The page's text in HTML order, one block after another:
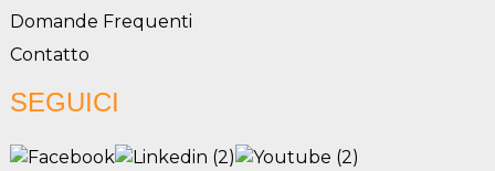
Domande Frequenti
Contatto
SEGUICI